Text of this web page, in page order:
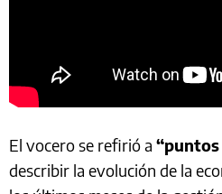
El vocero se refirió a
describir la evolución de la